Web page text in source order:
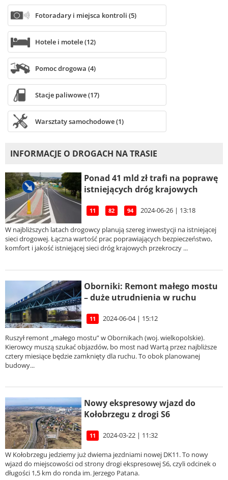
Fotoradary i miejsca kontroli (5)
Hotele i motele (12)
Pomoc drogowa (4)
Stacje paliwowe (17)
Warsztaty samochodowe (1)
INFORMACJE O DROGACH NA TRASIE
Ponad 41 mld zł trafi na poprawę
istniejących dróg krajowych
11 82 94 2024-06-26 | 13:18
W najbliższych latach drogowcy planują szereg inwestycji na istniejącej
sieci drogowej. Łączna wartość prac poprawiających bezpieczeństwo,
komfort i jakość istniejącej sieci dróg krajowych przekroczy ...
Oborniki: Remont małego mostu
– duże utrudnienia w ruchu
11 2024-06-04 | 15:12
Ruszył remont „małego mostu” w Obornikach (woj. wielkopolskie).
Kierowcy muszą szukać objazdów, bo most nad Wartą przez najbliższe
cztery miesiące będzie zamknięty dla ruchu. To obok planowanej
budowy...
Nowy ekspresowy wjazd do
Kołobrzegu z drogi S6
11 2024-03-22 | 11:32
W Kołobrzegu jedziemy już dwiema jezdniami nowej DK11. To nowy
wjazd do miejscowości od strony drogi ekspresowej S6, czyli odcinek o
długości 1,5 km do ronda im. Jerzego Patana.